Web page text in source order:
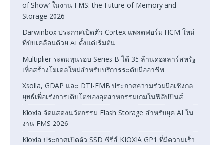
of Show’ ในงาน FMS: the Future of Memory and
Storage 2026
Darwinbox ประกาศเปิดตัว Cortex แพลตฟอร์ม HCM ใหม่
ที่ขับเคลื่อนด้วย AI ตั้งแต่เริ่มต้น
Multiplier ระดมทุนรอบ Series B ได้ 35 ล้านดอลลาร์สหรัฐ
เพื่อสร้างโมเดลใหม่สำหรับบริการระดับมืออาชีพ
Xsolla, GDAP และ DTI-EMB ประกาศความร่วมมือเชิงกล
ยุทธ์เพื่อเร่งการเติบโตของอุตสาหกรรมเกมในฟิลิปปินส์
Kioxia จัดแสดงนวัตกรรม Flash Storage สำหรับยุค AI ใน
งาน FMS 2026
Kioxia ประกาศเปิดตัว SSD ซีรีส์ KIOXIA GP1 ที่มีความเร็ว